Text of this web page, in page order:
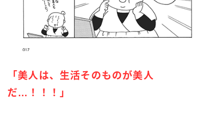
「美人は、生活そのものが美人
だ…！！！」